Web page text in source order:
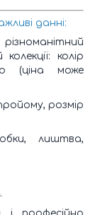
данні:
колір
(ціна може
розмір
лиштва,